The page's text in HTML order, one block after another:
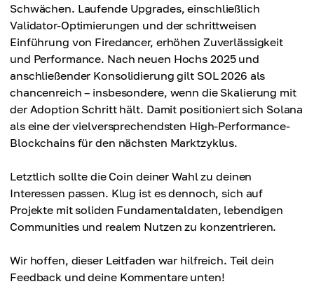
Schwächen. Laufende Upgrades, einschließlich
Validator-Optimierungen und der schrittweisen
Einführung von Firedancer, erhöhen Zuverlässigkeit
und Performance. Nach neuen Hochs 2025 und
anschließender Konsolidierung gilt SOL 2026 als
chancenreich – insbesondere, wenn die Skalierung mit
der Adoption Schritt hält. Damit positioniert sich Solana
als eine der vielversprechendsten High-Performance-
Blockchains für den nächsten Marktzyklus.
Letztlich sollte die Coin deiner Wahl zu deinen
Interessen passen. Klug ist es dennoch, sich auf
Projekte mit soliden Fundamentaldaten, lebendigen
Communities und realem Nutzen zu konzentrieren.
Wir hoffen, dieser Leitfaden war hilfreich. Teil dein
Feedback und deine Kommentare unten!